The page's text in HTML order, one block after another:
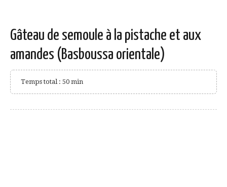
Gâteau de semoule à la pistache et aux
amandes (Basboussa orientale)
Temps total : 50 min